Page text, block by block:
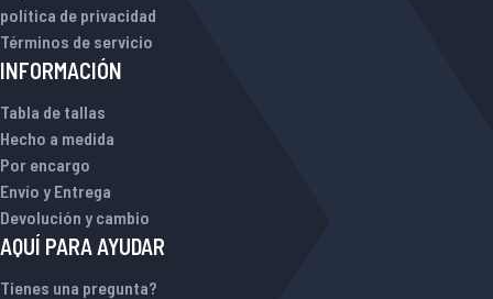
política de privacidad
Términos de servicio
INFORMACIÓN
Tabla de tallas
Hecho a medida
Por encargo
Envío y Entrega
Devolución y cambio
AQUÍ PARA AYUDAR
Tienes una pregunta?